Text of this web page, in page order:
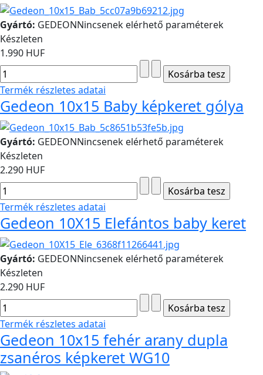
Gyártó: GEDEONNincsenek elérhető paraméterek
Készleten
1.990 HUF
Termék részletes adatai
Gedeon 10x15 Baby képkeret gólya
Gyártó: GEDEONNincsenek elérhető paraméterek
Készleten
2.290 HUF
Termék részletes adatai
Gedeon 10X15 Elefántos baby keret
Gyártó: GEDEONNincsenek elérhető paraméterek
Készleten
2.290 HUF
Termék részletes adatai
Gedeon 10x15 fehér arany dupla
zsanéros képkeret WG10